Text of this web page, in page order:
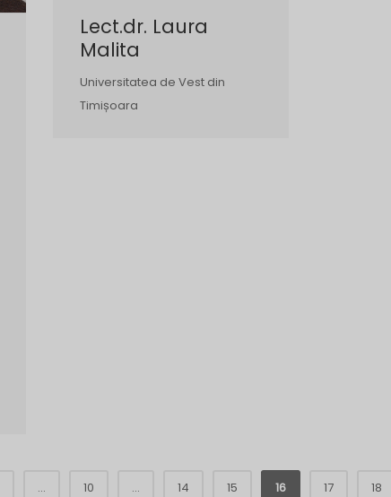
Lect.dr. Laura
Malita
Universitatea de Vest din
Timișoara
... 10 ... 14 15 16 17 18